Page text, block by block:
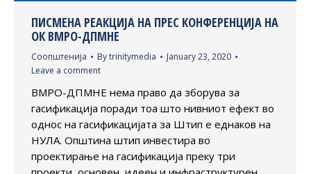
ПИСМЕНА РЕАКЦИЈА НА ПРЕС КОНФЕРЕНЦИЈА НА
ОК ВМРО-ДПМНЕ
Соопштенија Bytrinitymedia
January 23, 2020
Leave a comment
ВМРО-ДПМНЕ нема право да зборува за
гасификација поради тоа што нивниот ефект во
однос на гасификацијата за Штип е еднаков на
НУЛА. Општина штип инвестира во
проектирање на гасификација преку три